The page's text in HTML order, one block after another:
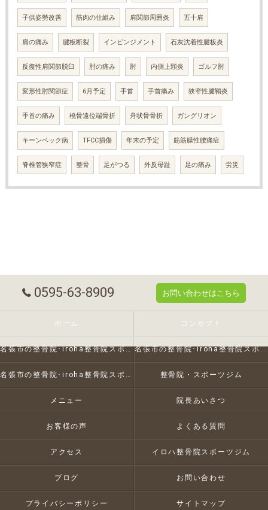
子供姿勢改善 筋肉の仕組み 肩関節周囲炎 五十肩
肩の痛み 腱板断裂 インピンジメント 石灰沈着性腱板炎
反復性肩関節脱臼 肘の痛み 肘 内側上顆炎 ゴルフ肘
変形性肘関節症 6月予定 手首 手首痛み 狭窄性腱鞘炎
手首の痛み 橈骨遠位端骨折 舟状骨骨折 ガングリオン
キーンベック病 TFCC損傷 年末の予定 筋筋膜性腰痛症
脊椎管狭窄症 整骨 足がつる 外反母趾 足の痛み 労災
0595-63-8909 お問い合わせはこちら
ホーム コンセプト
名張市の整骨院･iroha整骨院スポーツジムの口コミ情報 名張市の整骨院･iroha整骨院スポーツジムの評判
名張市の整骨院･iroha整骨院スポーツジムのお客様の声 整骨院・スポーツジム
メニュー 院長あいさつ
お客様の声 よくある質問
アクセス イロハ整骨院スポーツジム
ブログ お問い合わせ
プライバシーポリシー サイトマップ